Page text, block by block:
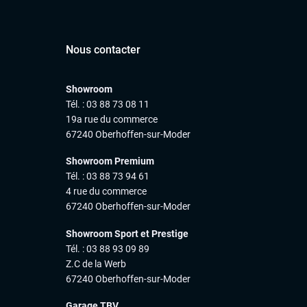
Nous contacter
Showroom
Tél. : 03 88 73 08 11
19a rue du commerce
67240 Oberhoffen-sur-Moder
Showroom Premium
Tél. : 03 88 73 94 61
4 rue du commerce
67240 Oberhoffen-sur-Moder
Showroom Sport et Prestige
Tél. : 03 88 93 09 89
Z.C de la Werb
67240 Oberhoffen-sur-Moder